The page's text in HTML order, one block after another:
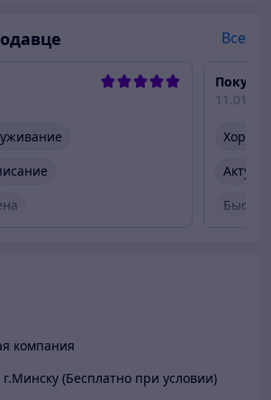
Все
компания
(Бесплатно при условии)